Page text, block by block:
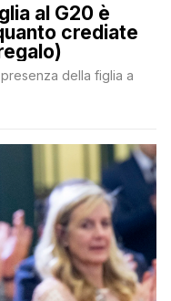
al G20 è
crediate
della figlia a